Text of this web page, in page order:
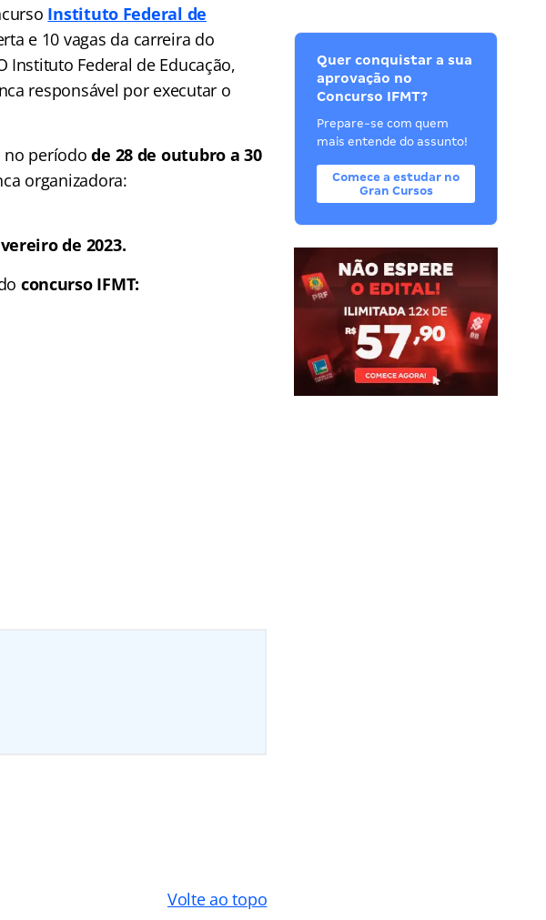
Instituto Federal de
e 10 vagas da carreira do
Instituto Federal de Educação,
responsável por executar o
no períodode 28 de outubro a 30
organizadora:
de 2023.
concurso IFMT:
Volte ao topo
Quer conquistar a sua
aprovação no
Concurso IFMT?
Prepare-se com quem
mais entende do assunto!
Comece a estudar no
Gran Cursos